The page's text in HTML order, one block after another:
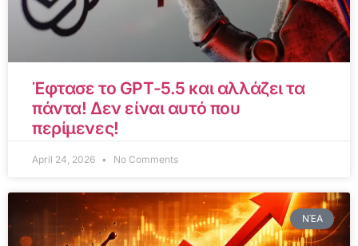
Έφτασε το GPT-5.5 και αλλάζει τα
πάντα! Δεν είναι αυτό που
περίμενες!
April 24, 2026 No Comments
ΝΈΑ